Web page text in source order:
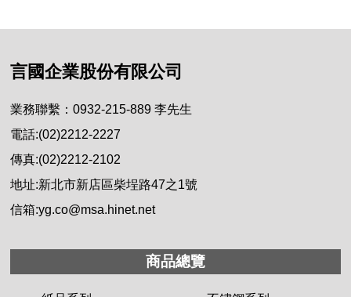
言國企業股份有限公司
業務聯繫：0932-215-889 李先生
電話:(02)2212-2227
傳真:(02)2212-2102
地址:新北市新店區柴埕路47之1號
信箱:yg.co@msa.hinet.net
商品總覽